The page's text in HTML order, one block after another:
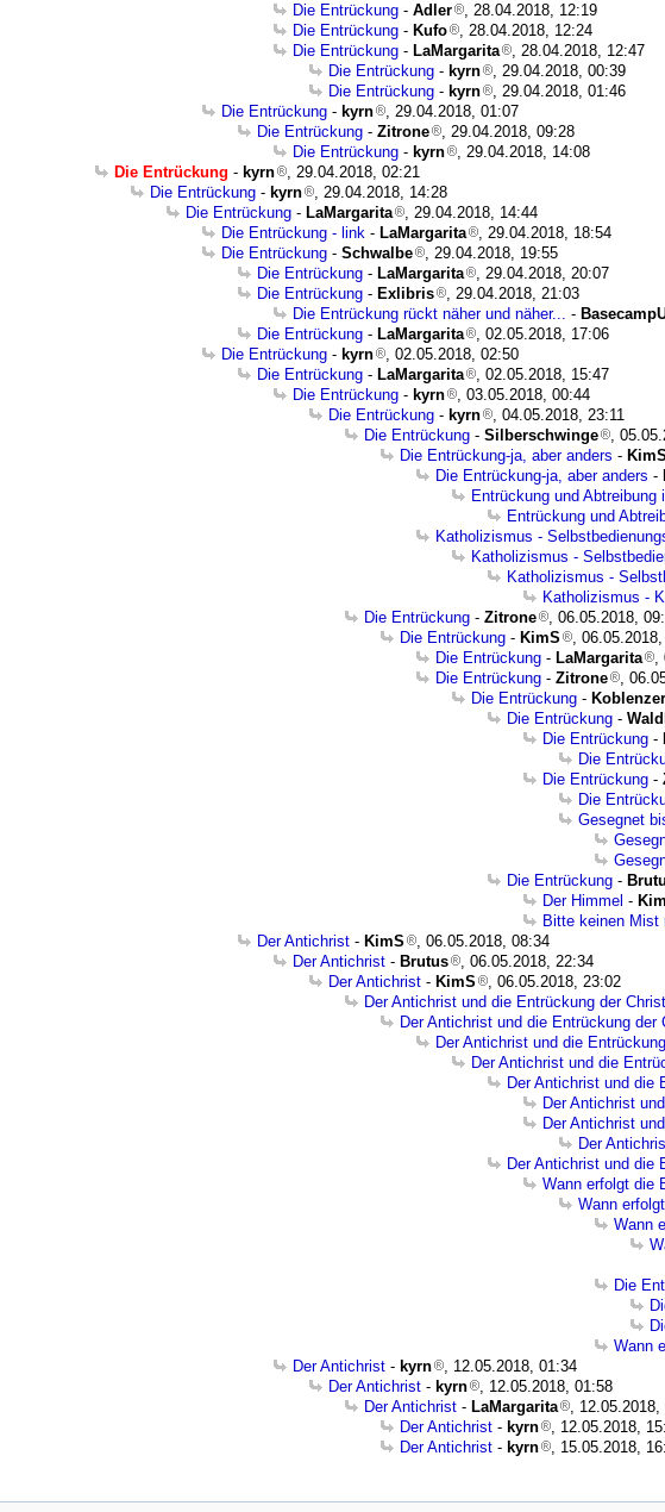
Die Entrückung - Adler
, 28.04.2018, 12:19
Die Entrückung - Kufo
, 28.04.2018, 12:24
Die Entrückung - LaMargarita
, 28.04.2018, 12:47
Die Entrückung - kyrn
, 29.04.2018, 00:39
Die Entrückung - kyrn
, 29.04.2018, 01:46
Die Entrückung - kyrn
, 29.04.2018, 01:07
Die Entrückung - Zitrone
, 29.04.2018, 09:28
Die Entrückung - kyrn
, 29.04.2018, 14:08
Die Entrückung - kyrn
, 29.04.2018, 02:21
Die Entrückung - kyrn
, 29.04.2018, 14:28
Die Entrückung - LaMargarita
, 29.04.2018, 14:44
Die Entrückung - link - LaMargarita
, 29.04.2018, 18:54
Die Entrückung - Schwalbe
, 29.04.2018, 19:55
Die Entrückung - LaMargarita
, 29.04.2018, 20:07
Die Entrückung - Exlibris
, 29.04.2018, 21:03
Die Entrückung rückt näher und näher... -
Die Entrückung - LaMargarita
, 02.05.2018, 17:06
Die Entrückung - kyrn
, 02.05.2018, 02:50
Die Entrückung - LaMargarita
, 02.05.2018, 15:47
Die Entrückung - kyrn
, 03.05.2018, 00:44
Die Entrückung - kyrn
, 04.05.2018, 23:11
Die Entrückung - Silberschwinge
,
Die Entrückung-ja, aber anders - KimS
Die Entrückung-ja, aber anders -
Entrückung und
Entrückung und
Katholizismus -
Katholizismus -
Katholizismus -
Katholizismus -
Die Entrückung - Zitrone
, 06.05.2018,
Die Entrückung - KimS
,
Die Entrückung - LaMargarita
,
Die Entrückung - Zitrone
,
Die Entrückung - Koblenzer
Die Entrückung -
Die Entrückung -
Die
Die Entrückung -
Die
Gesegnet
Die Entrückung -
Der Himmel -
Bitte keinen Mist
Der Antichrist - KimS
, 06.05.2018, 08:34
Der Antichrist - Brutus
, 06.05.2018, 22:34
Der Antichrist - KimS
, 06.05.2018, 23:02
Der Antichrist und die Entrückung der
Der Antichrist und die Entrückung der
Der Antichrist und die
Der Antichrist und die
Der Antichrist und die
Der Antichrist
Der Antichrist
Der
Der Antichrist und die
Wann erfolgt die
Wann
Wann
Die
Wann
Der Antichrist - kyrn
, 12.05.2018, 01:34
Der Antichrist - kyrn
, 12.05.2018, 01:58
Der Antichrist - LaMargarita
, 12.05.2018,
Der Antichrist - kyrn
, 12.05.2018,
Der Antichrist - kyrn , 15.05.2018,